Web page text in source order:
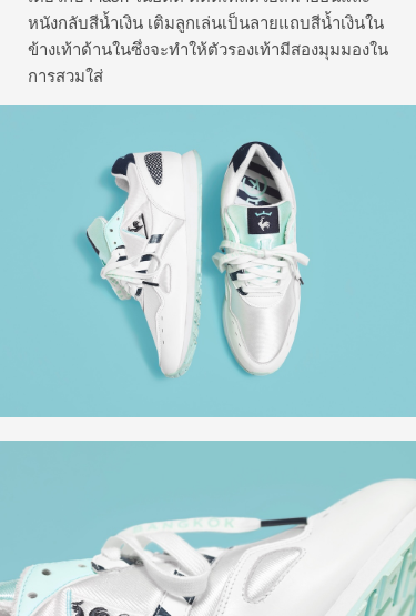
หนังกลับสีน้ำเงิน เติมลูกเล่นเป็นลายแถบสีน้ำเงินใน
ข้างเท้าด้านในซึ่งจะทำให้ตัวรองเท้ามีสองมุมมองใน
การสวมใส่